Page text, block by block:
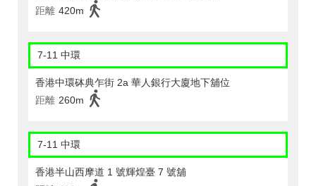
距離 420m
7-11 中環
香港中環砵典乍街 2a 華人銀行大廈地下舖位
距離 260m
7-11 中環
香港半山西摩道 1 號輝煌臺 7 號舖